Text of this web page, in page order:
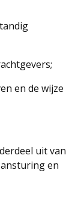
en de wijze
uit van
en